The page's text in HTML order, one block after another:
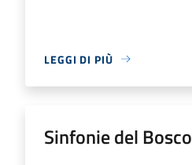
LEGGI DI PIÙ
Sinfonie del Bosco